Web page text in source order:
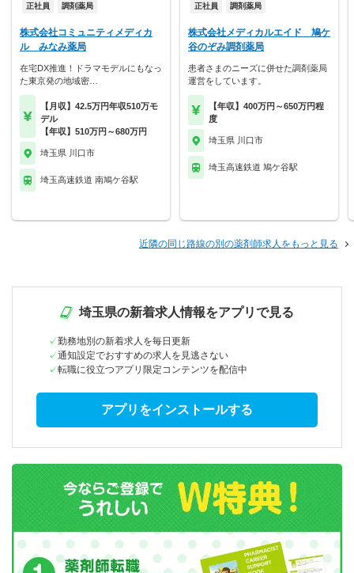
正社員 調剤薬局
株式会社コミュニティメディカ
ル みなみ薬局
在宅DX推進！ドラマモデルにもなっ
た東京発の地域密…
【月収】42.5万円年収510万モ
デル
【年収】510万円～680万円
埼玉県 川口市
埼玉高速鉄道 南鳩ケ谷駅
正社員 調剤薬局
株式会社メディカルエイド 鳩ケ
谷のぞみ調剤薬局
患者さまのニーズに併せた調剤薬局
運営をしています。
【年収】400万円～650万円程
度
埼玉県 川口市
埼玉高速鉄道 鳩ケ谷駅
近隣の同じ路線の別の薬剤師求人をもっと見る
埼玉県の新着求人情報をアプリで見る
勤務地別の新着求人を毎日更新
通知設定でおすすめの求人を見逃さない
転職に役立つアプリ限定コンテンツを配信中
アプリをインストールする